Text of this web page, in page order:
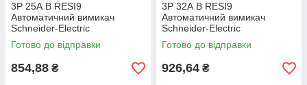
3P 25А B RESI9
Автоматичний вимикач
Schneider-Electric
триполюсний, R9F02325,
модульний Шнайдер автомат
Готово до відправки
854,88 ₴
3P 32А B RESI9
Автоматичний вимикач
Schneider-Electric
триполюсний, R9F02332,
модульний Шнайдер автомат
Готово до відправки
926,64 ₴